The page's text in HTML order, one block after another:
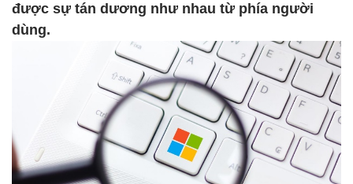
được sự tán dương như nhau từ phía người
dùng.